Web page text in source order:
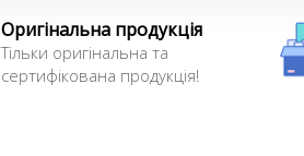
Оригінальна продукція
Тільки оригінальна та
сертифікована продукція!